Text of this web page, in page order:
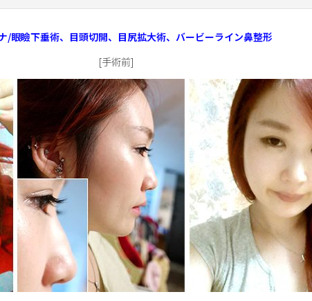
/眼瞼下垂術、目頭切開、目尻拡大術、バービーライン鼻整形
[手術前]